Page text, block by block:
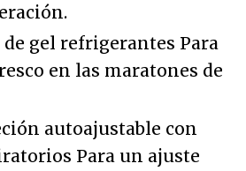
gel refrigerantes Para
en las maratones de
autoajustable con
Para un ajuste